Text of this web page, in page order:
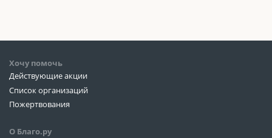
Хочу помочь
Действующие акции
Список организаций
Пожертвования
О Благо.ру